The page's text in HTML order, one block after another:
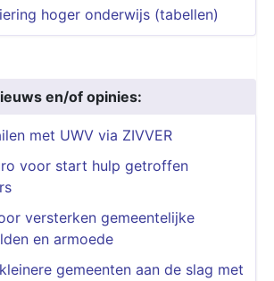
hoger onderwijs (tabellen)
en/of opinies:
met UWV via ZIVVER
voor start hulp getroffen
versterken gemeentelijke
en armoede
gemeenten aan de slag met